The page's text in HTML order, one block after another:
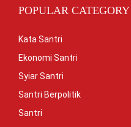
POPULAR CATEGORY
Kata Santri
Ekonomi Santri
Syiar Santri
Santri Berpolitik
Santri